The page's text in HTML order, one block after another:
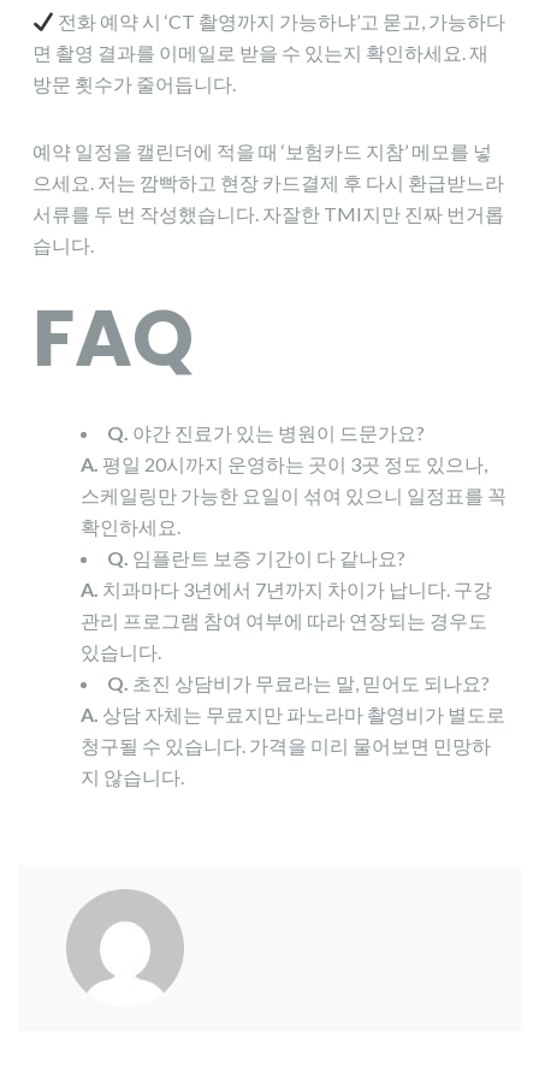
전화 예약 시 ‘CT 촬영까지 가능하냐’고 묻고, 가능하다
면 촬영 결과를 이메일로 받을 수 있는지 확인하세요. 재
방문 횟수가 줄어듭니다.
예약 일정을 캘린더에 적을 때 ‘보험카드 지참’ 메모를 넣
으세요. 저는 깜빡하고 현장 카드결제 후 다시 환급받느라
서류를 두 번 작성했습니다. 자잘한 TMI지만 진짜 번거롭
습니다.
FAQ
Q. 야간 진료가 있는 병원이 드문가요?
A. 평일 20시까지 운영하는 곳이 3곳 정도 있으나,
스케일링만 가능한 요일이 섞여 있으니 일정표를 꼭
확인하세요.
Q. 임플란트 보증 기간이 다 같나요?
A. 치과마다 3년에서 7년까지 차이가 납니다. 구강
관리 프로그램 참여 여부에 따라 연장되는 경우도
있습니다.
Q. 초진 상담비가 무료라는 말, 믿어도 되나요?
A. 상담 자체는 무료지만 파노라마 촬영비가 별도로
청구될 수 있습니다. 가격을 미리 물어보면 민망하
지 않습니다.